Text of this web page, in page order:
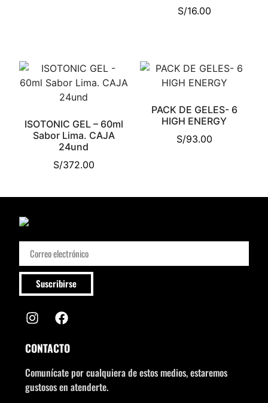
S/16.00
ISOTONIC GEL – 60ml
Sabor Lima. CAJA
24und
S/372.00
PACK DE GELES- 6
HIGH ENERGY
S/93.00
Suscribirse
CONTACTO
Comunícate por cualquiera de estos medios, estaremos
gustosos en atenderte.